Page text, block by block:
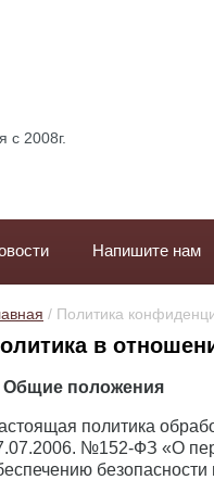
с 2008г.
Напишите нам
/ Политика
в
Общие положения
политика
№152-ФЗ «О